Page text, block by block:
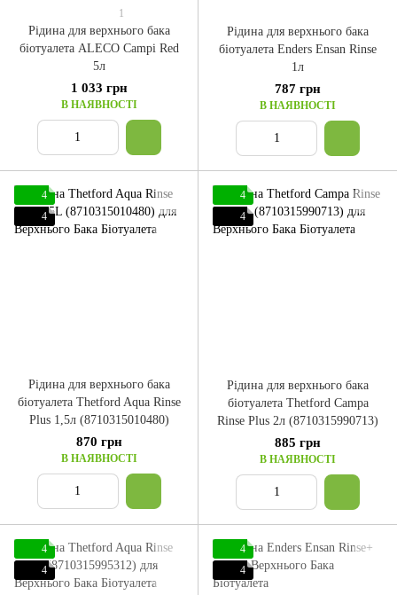
1
Рідина для верхнього бака
біотуалета ALECO Campi Red
5л
1 033 грн
В НАЯВНОСТІ
Рідина для верхнього бака
біотуалета Enders Ensan Rinse
1л
787 грн
В НАЯВНОСТІ
4
4
Рідина для верхнього бака
біотуалета Thetford Aqua Rinse
Plus 1,5л (8710315010480)
870 грн
В НАЯВНОСТІ
4
4
Рідина для верхнього бака
біотуалета Thetford Campa
Rinse Plus 2л (8710315990713)
885 грн
В НАЯВНОСТІ
4
4
4
4